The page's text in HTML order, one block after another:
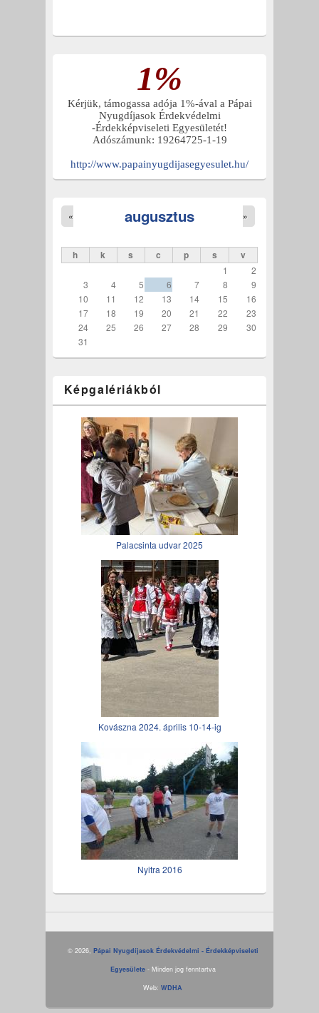
1%
Kérjük, támogassa adója 1%-ával a Pápai
Nyugdíjasok Érdekvédelmi
-Érdekképviseleti Egyesületét!
Adószámunk: 19264725-1-19
http://www.papainyugdijasegyesulet.hu/
augusztus
« »
h k s c p s v
1
2
3
4 5 6 7 8
9
10
11 12 13 14 15
16
17
18 19 20 21 22
23
24
25 26 27 28 29
30
31
Képgalériákból
Palacsinta udvar 2025
Kovászna 2024. április 10-14-ig
Nyitra 2016
© 2026, Pápai Nyugdíjasok Érdekvédelmi - Érdekképviseleti
Egyesülete- Minden jog fenntartva
Web:WDHA